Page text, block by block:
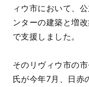
ィウ市において、
ンターの建築と増
で支援しました。
そのリヴィウ市の
氏が今年7月、日赤